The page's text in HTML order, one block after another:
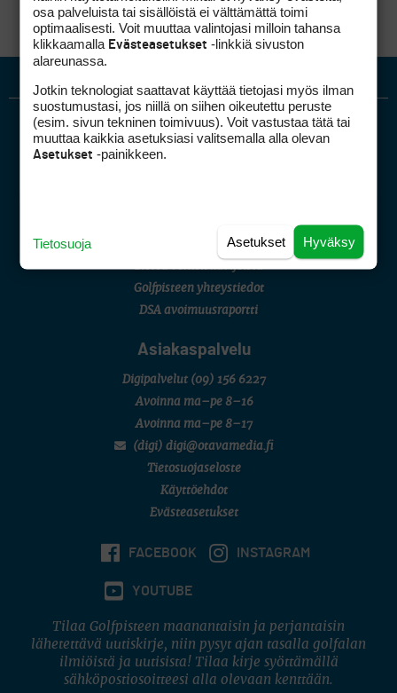
Mediahinnasto
Golfpisteen yhteystiedot
DSA avoimuusraportti
Asiakaspalvelu
Digipalvelut (09) 156 6227
Avoinna ma–pe 8–16
Avoinna ma–pe 8–17
(digi) digi@otavamedia.fi
Tietosuojaseloste
Käyttöehdot
Evästeasetukset
FACEBOOK INSTAGRAM
YOUTUBE
Tilaa Golfpisteen maanantaisin ja perjantaisin
lähetettävä uutiskirje, niin pysyt ajan tasalla golfalan
ilmiöistä ja uutisista! Tilaa kirje syöttämällä
sähköpostiosoitteesi alla olevaan kenttään.
osa palveluista tai sisällöistä ei välttämättä toimi
optimaalisesti. Voit muuttaa valintojasi milloin tahansa
klikkaamalla Evästeasetukset -linkkiä sivuston
alareunassa.
Jotkin teknologiat saattavat käyttää tietojasi myös ilman
suostumustasi, jos niillä on siihen oikeutettu peruste
(esim. sivun tekninen toimivuus). Voit vastustaa tätä tai
muuttaa kaikkia asetuksiasi valitsemalla alla olevan
Asetukset -painikkeen.
Hyväksy
Asetukset
Tietosuoja